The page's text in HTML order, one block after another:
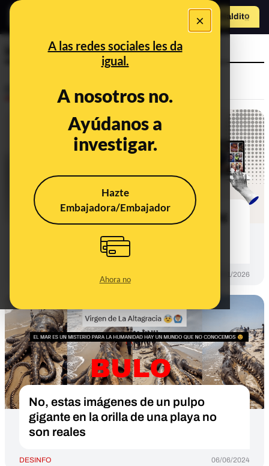
×
A las redes sociales les da
igual.
A nosotros no.
Ayúdanos a
investigar.
Hazte
Embajadora/Embajador
Ahora no
Hazte Maldito
inteligencia artifcial
TikTok polarization industry: making
generated videos of protests
26/01/2026
No, estas imágenes de un pulpo
gigante en la orilla de una playa no
son reales
DESINFO 06/06/2024